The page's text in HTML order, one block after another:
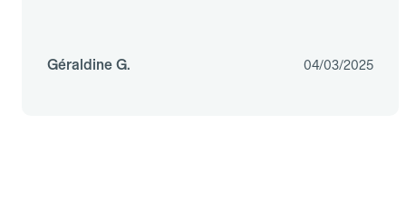
Géraldine G. 04/03/2025